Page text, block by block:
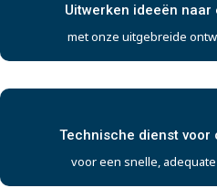
Uitwerken ideeën
met onze uitgebreide
Technische dienst voor
voor een snelle,